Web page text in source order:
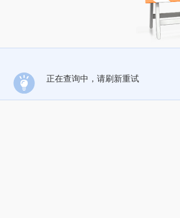
正在查询中，请刷新重试